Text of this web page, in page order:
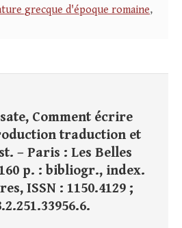
grecque d'époque romaine,
Comment écrire
traduction et
– Paris : Les Belles
p. : bibliogr., index.
ISSN : 1150.4129 ;